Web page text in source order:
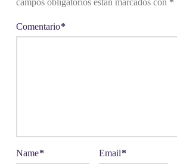
Comentario*
Name* Email*